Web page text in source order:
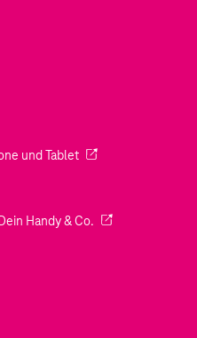
geöffnet)
einem neuen Tab geöffnet)
neuen Tab geöffnet)
und Tablet(Wird in einem
neuen Tab geöffnet)
Handy & Co. (Wird in einem